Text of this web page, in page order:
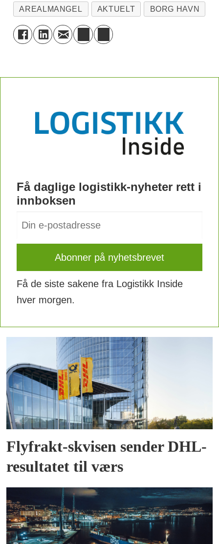
AREALMANGEL AKTUELT BORG HAVN
Få daglige logistikk-nyheter rett i
innboksen
Få de siste sakene fra Logistikk Inside
hver morgen.
Flyfrakt-skvisen sender DHL-
resultatet til værs